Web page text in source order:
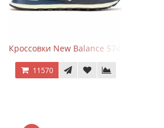
Кроссовки New Balance 574 Classic
11570